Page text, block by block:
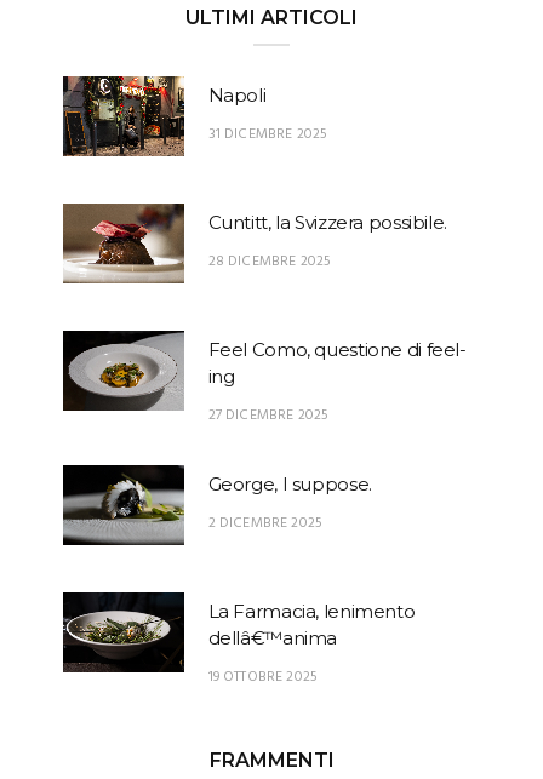
ULTIMI ARTICOLI
Napoli
31 DICEMBRE 2025
Cuntitt, la Svizzera possibile.
28 DICEMBRE 2025
Feel Como, questione di feel-
ing
27 DICEMBRE 2025
George, I suppose.
2 DICEMBRE 2025
La Farmacia, lenimento
dellâ€™anima
19 OTTOBRE 2025
FRAMMENTI